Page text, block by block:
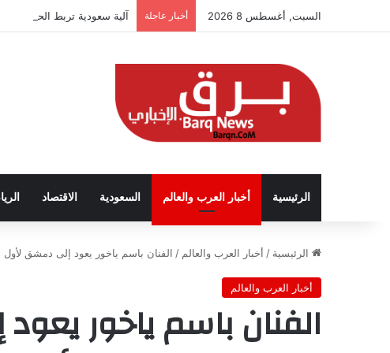
السبت, أغسطس 8 2026 أخبار عاجلة آلية سعودية تربط الحضور
الرئيسية أخبار العرب والعالم السعودية الاقتصاد
الرئيسية / أخبار العرب والعالم / الفنان باسم ياخور يعود إلى دمشق
أخبار العرب والعالم
الفنان باسم ياخور